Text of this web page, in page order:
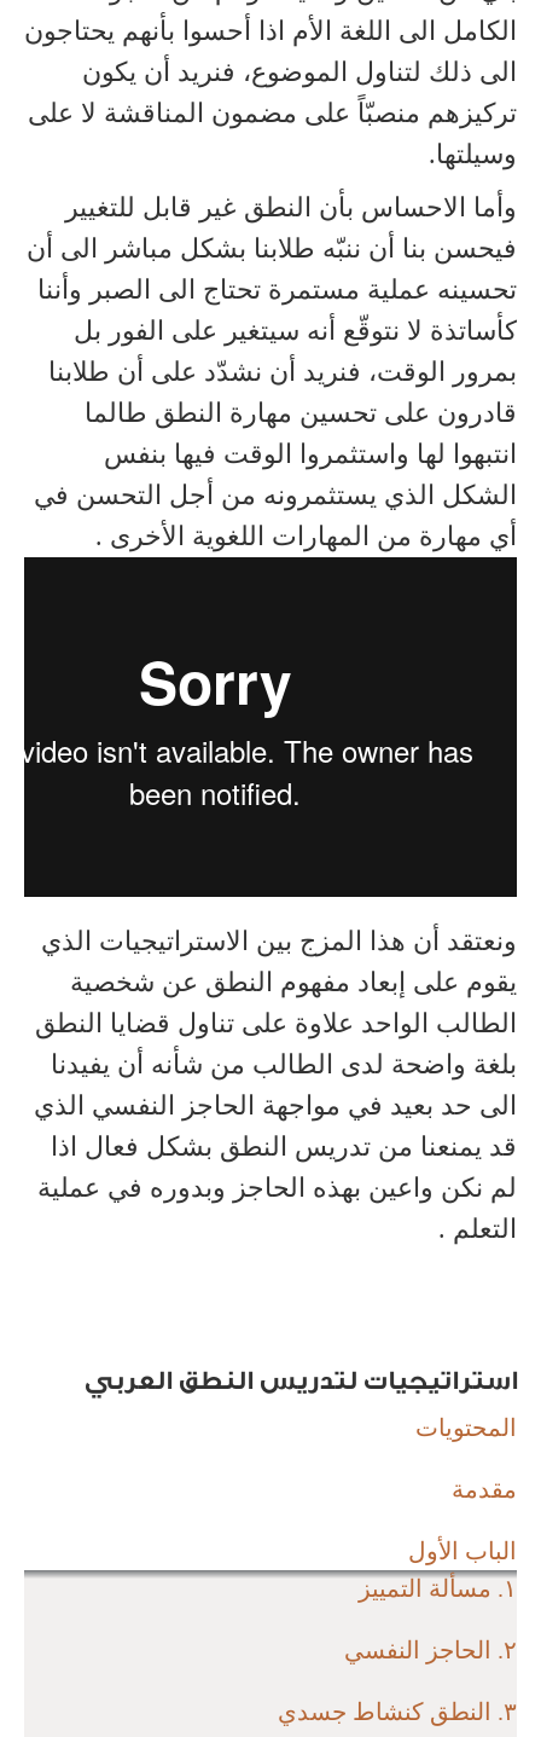
الكامل الى اللغة الأم اذا أحسوا بأنهم يحتاجون
الى ذلك لتناول الموضوع، فنريد أن يكون
تركيزهم منصبّاً على مضمون المناقشة لا على
وسيلتها.
وأما الاحساس بأن النطق غير قابل للتغيير
فيحسن بنا أن ننبّه طلابنا بشكل مباشر الى أن
تحسينه عملية مستمرة تحتاج الى الصبر وأننا
كأساتذة لا نتوقّع أنه سيتغير على الفور بل
بمرور الوقت، فنريد أن نشدّد على أن طلابنا
قادرون على تحسين مهارة النطق طالما
انتبهوا لها واستثمروا الوقت فيها بنفس
الشكل الذي يستثمرونه من أجل التحسن في
أي مهارة من المهارات اللغوية الأخرى .
ونعتقد أن هذا المزج بين الاستراتيجيات الذي
يقوم على إبعاد مفهوم النطق عن شخصية
الطالب الواحد علاوة على تناول قضايا النطق
بلغة واضحة لدى الطالب من شأنه أن يفيدنا
الى حد بعيد في مواجهة الحاجز النفسي الذي
قد يمنعنا من تدريس النطق بشكل فعال اذا
لم نكن واعين بهذه الحاجز وبدوره في عملية
التعلم .
استراتيجيات لتدريس النطق العربي
المحتويات
مقدمة
الباب الأول
١. مسألة التمييز
٢. الحاجز النفسي
٣. النطق كنشاط جسدي